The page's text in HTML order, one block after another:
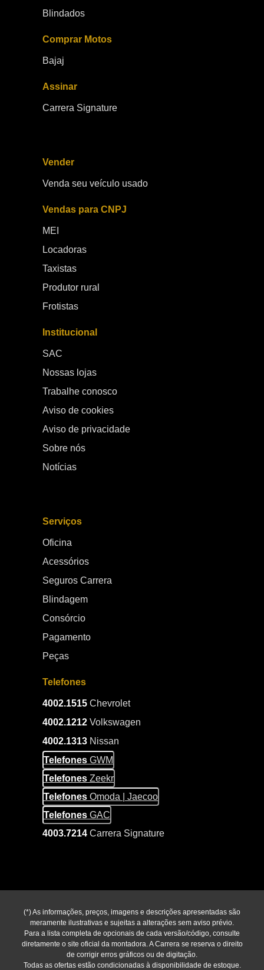
Blindados
Comprar Motos
Bajaj
Assinar
Carrera Signature
Vender
Venda seu veículo usado
Vendas para CNPJ
MEI
Locadoras
Taxistas
Produtor rural
Frotistas
Institucional
SAC
Nossas lojas
Trabalhe conosco
Aviso de cookies
Aviso de privacidade
Sobre nós
Notícias
Serviços
Oficina
Acessórios
Seguros Carrera
Blindagem
Consórcio
Pagamento
Peças
Telefones
4002.1515 Chevrolet
4002.1212 Volkswagen
4002.1313 Nissan
Telefones GWM
Telefones Zeekr
Telefones Omoda | Jaecoo
Telefones GAC
4003.7214 Carrera Signature
(*) As informações, preços, imagens e descrições apresentadas são
meramente ilustrativas e sujeitas a alterações sem aviso prévio.
Para a lista completa de opcionais de cada versão/código, consulte
diretamente o site oficial da montadora. A Carrera se reserva o direito
de corrigir erros gráficos ou de digitação.
Todas as ofertas estão condicionadas à disponibilidade de estoque.